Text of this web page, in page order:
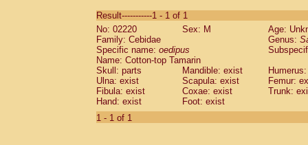
CebidaeSaguinus labiatus(0)
Cebidae Saguinus leucopus (0)
Cebidae
CebidaeSaguinus mystax
Cebidae Saguinus nigricollis (0)
Cebidae Saguinus oedipus
Cebidae Saguinus weddelli
Cebidae Saguinusspp.
Cebidae
Result-----------1 - 1 of 1
No: 02220
Sex: M
Age:
Family: Cebidae
Genus:
Specific name: oedipus
Name: Cotton-top Tamarin
Skull: parts
Mandible: exist
Ulna: exist
Scapula: exist
Femur:
Fibula: exist
Coxae: exist
Trunk:
Hand: exist
Foot: exist
1 - 1 of 1